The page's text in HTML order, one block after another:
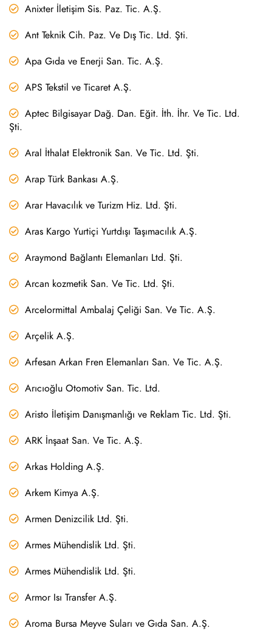
Anixter İletişim Sis. Paz. Tic. A.Ş.
Ant Teknik Cih. Paz. Ve Dış Tic. Ltd. Şti.
Apa Gıda ve Enerji San. Tic. A.Ş.
APS Tekstil ve Ticaret A.Ş.
Aptec Bilgisayar Dağ. Dan. Eğit. İth. İhr. Ve Tic. Ltd.
Şti.
Aral İthalat Elektronik San. Ve Tic. Ltd. Şti.
Arap Türk Bankası A.Ş.
Arar Havacılık ve Turizm Hiz. Ltd. Şti.
Aras Kargo Yurtiçi Yurtdışı Taşımacılık A.Ş.
Araymond Bağlantı Elemanları Ltd. Şti.
Arcan kozmetik San. Ve Tic. Ltd. Şti.
Arcelormittal Ambalaj Çeliği San. Ve Tic. A.Ş.
Arçelik A.Ş.
Arfesan Arkan Fren Elemanları San. Ve Tic. A.Ş.
Arıcıoğlu Otomotiv San. Tic. Ltd.
Aristo İletişim Danışmanlığı ve Reklam Tic. Ltd. Şti.
ARK İnşaat San. Ve Tic. A.Ş.
Arkas Holding A.Ş.
Arkem Kimya A.Ş.
Armen Denizcilik Ltd. Şti.
Armes Mühendislik Ltd. Şti.
Armes Mühendislik Ltd. Şti.
Armor Isı Transfer A.Ş.
Aroma Bursa Meyve Suları ve Gıda San. A.Ş.